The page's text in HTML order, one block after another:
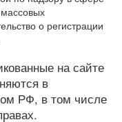
о регистрации
на сайте
в
РФ, в том числе